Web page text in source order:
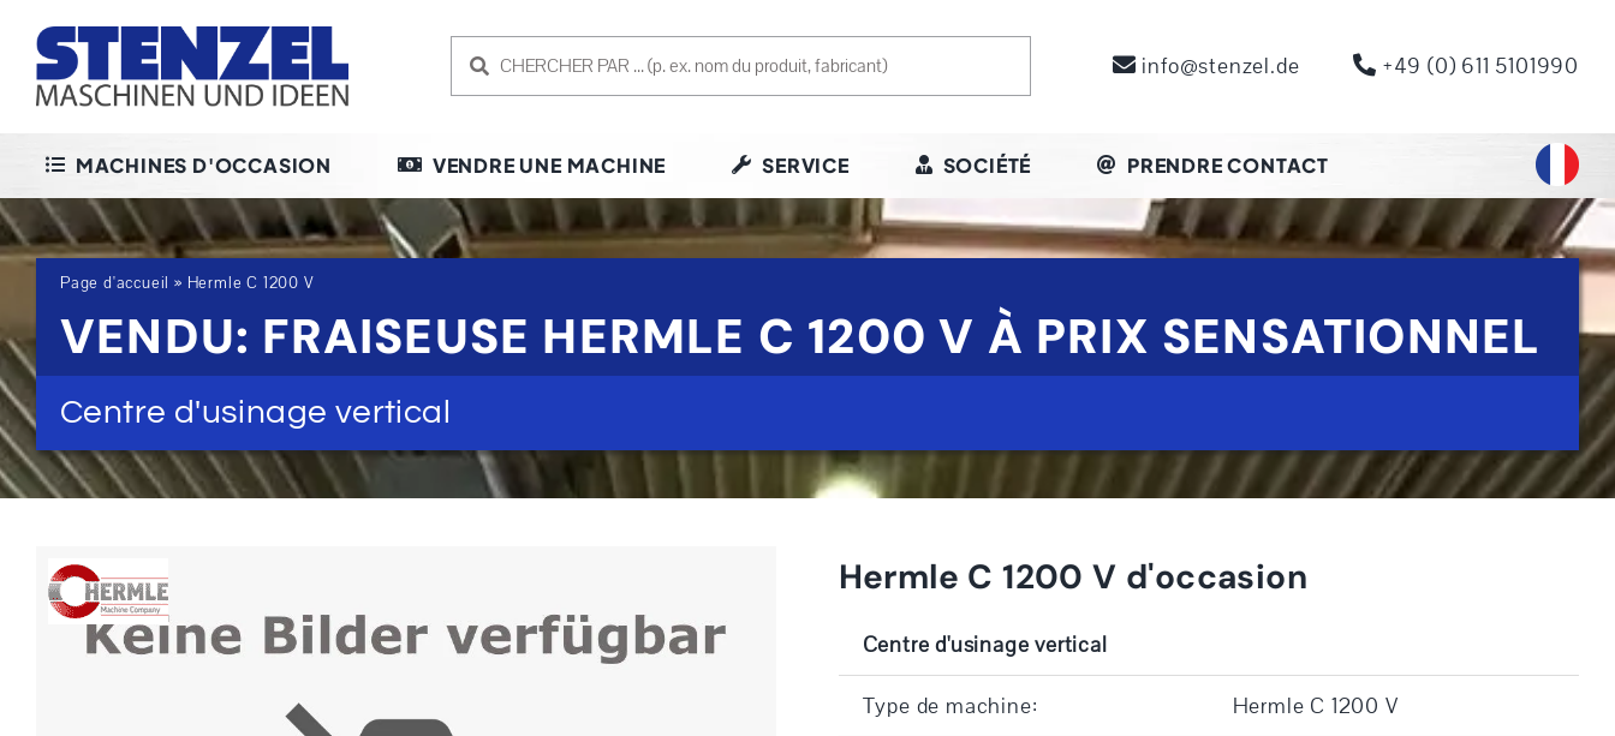
content
info@stenzel.de +49 (0) 611 5101990
MACHINES D'OCCASION VENDRE UNE MACHINE SERVICE SOCIÉTÉ PRENDRE CONTACT
Page d'accueil » Hermle C 1200 V
VENDU: FRAISEUSE HERMLE C 1200 V À PRIX SENSATIONNEL
Centre d'usinage vertical
Hermle C 1200 V d'occasion
Centre d'usinage vertical
Type de machine: Hermle C 1200 V